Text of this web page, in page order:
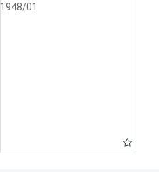
Warszawie
1948/01